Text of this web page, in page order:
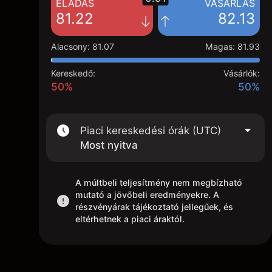
ELADÁS
81.22
VÁSÁRLÁS
82.13
Alacsony: 81.07 Magas: 81.93
Kereskedő:
50%
Vásárlók:
50%
Piaci kereskedési órák (UTC)
Most nyitva
A múltbeli teljesítmény nem megbízható
mutató a jövőbeli eredményekre. A
részvényárak tájékoztató jellegűek, és
eltérhetnek a piaci áraktól.